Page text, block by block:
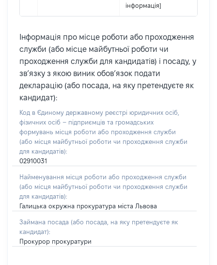
інформація]
Інформація про місце роботи або проходження
служби (або місце майбутньої роботи чи
проходження служби для кандидатів) і посаду, у
зв’язку з якою виник обов’язок подати
декларацію (або посада, на яку претендуєте як
кандидат):
Код в Єдиному державному реєстрі юридичних осіб,
фізичних осіб – підприємців та громадських
формувань місця роботи або проходження служби
(або місця майбутньої роботи чи проходження служби
для кандидатів):
02910031
Найменування місця роботи або проходження служби
(або місця майбутньої роботи чи проходження служби
для кандидатів):
Галицька окружна прокуратура міста Львова
Займана посада (або посада, на яку претендуєте як
кандидат):
Прокурор прокуратури